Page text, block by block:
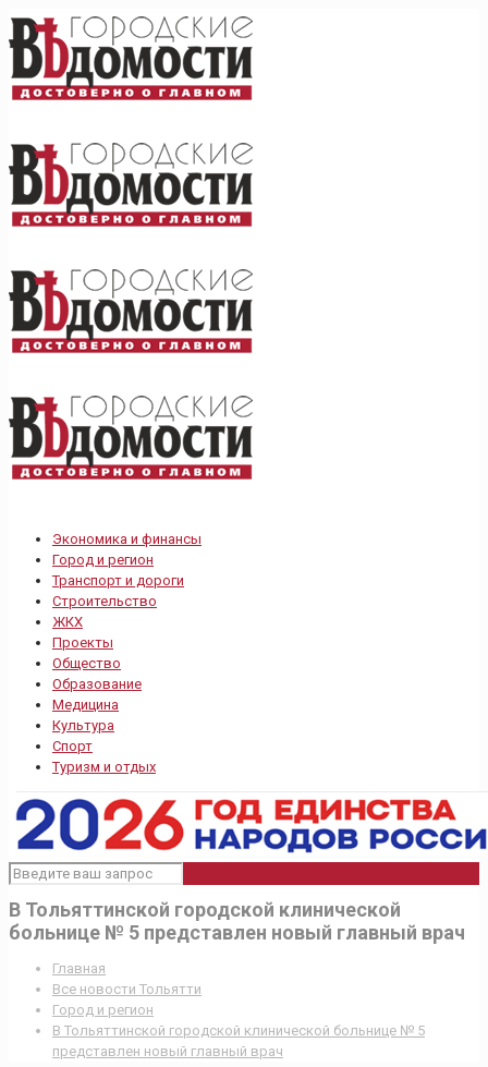
Экономика и финансы
Город и регион
Транспорт и дороги
Строительство
ЖКХ
Проекты
Общество
Образование
Медицина
Культура
Спорт
Туризм и отдых
В Тольяттинской городской клинической
больнице № 5 представлен новый главный врач
Главная
Все новости Тольятти
Город и регион
В Тольяттинской городской клинической больнице № 5
представлен новый главный врач